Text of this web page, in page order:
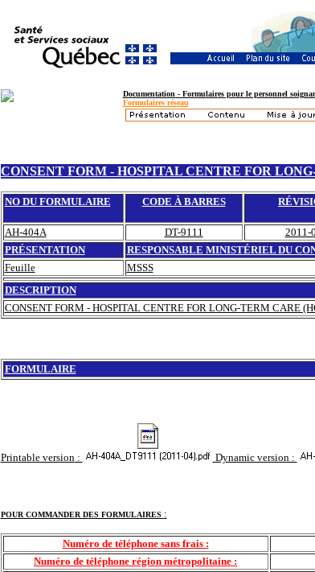
Documentation - Formulaires pour le personnel
Formulaires réseau
CONSENT FORM - HOSPITAL CENTRE FOR
NO DU FORMULAIRE CODE À BARRES
AH-404A
DT-9111 2011-
PRÉSENTATION
RESPONSABLE MINISTÉRIEL DU
Feuille
MSSS
DESCRIPTION
CONSENT FORM - HOSPITAL CENTRE FOR LONG-TERM CARE
FORMULAIRE
Printable version: Dynamic version :
POUR COMMANDER DES FORMULAIRES :
Numéro de téléphone sans frais :
Numéro de téléphone région métropolitaine :